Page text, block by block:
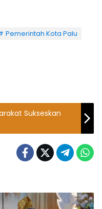
Pemerintah Kota Palu
Sukseskan